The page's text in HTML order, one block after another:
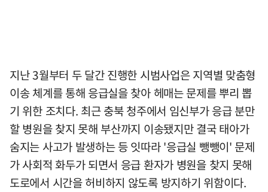
지난 3월부터 두 달간 진행한 시범사업은 지역별 맞춤형
이송 체계를 통해 응급실을 찾아 헤매는 문제를 뿌리 뽑
기 위한 조치다. 최근 충북 청주에서 임신부가 응급 분만
할 병원을 찾지 못해 부산까지 이송됐지만 결국 태아가
숨지는 사고가 발생하는 등 잇따라 '응급실 뺑뺑이' 문제
가 사회적 화두가 되면서 응급 환자가 병원을 찾지 못해
도로에서 시간을 허비하지 않도록 방지하기 위함이다.